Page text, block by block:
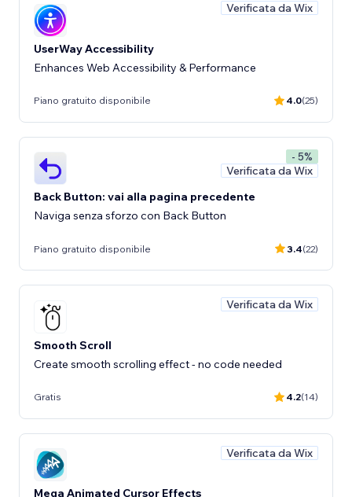
Verificata da Wix
UserWay Accessibility
Enhances Web Accessibility & Performance
Piano gratuito disponibile 4.0(25)
- 5%
Verificata da Wix
Back Button: vai alla pagina precedente
Naviga senza sforzo con Back Button
Piano gratuito disponibile 3.4(22)
Verificata da Wix
Smooth Scroll
Create smooth scrolling effect - no code needed
Gratis 4.2(14)
Verificata da Wix
Mega Animated Cursor Effects